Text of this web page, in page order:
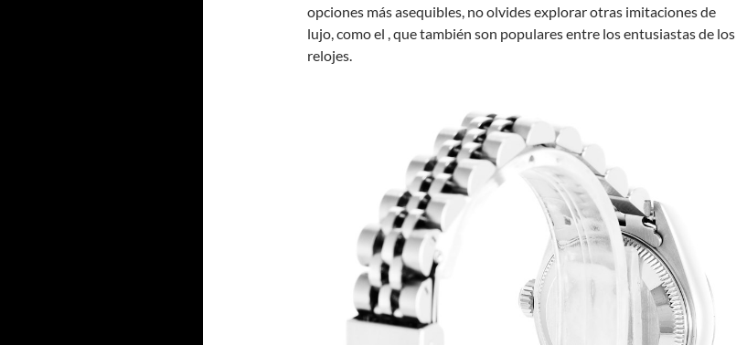
opciones más asequibles, no olvides explorar otras imitaciones de
lujo, como el , que también son populares entre los entusiastas de los
relojes.